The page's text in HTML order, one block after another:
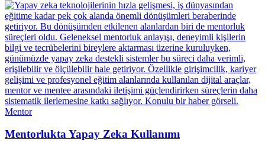
Mentor
Mentorlukta Yapay Zeka Kullanımı